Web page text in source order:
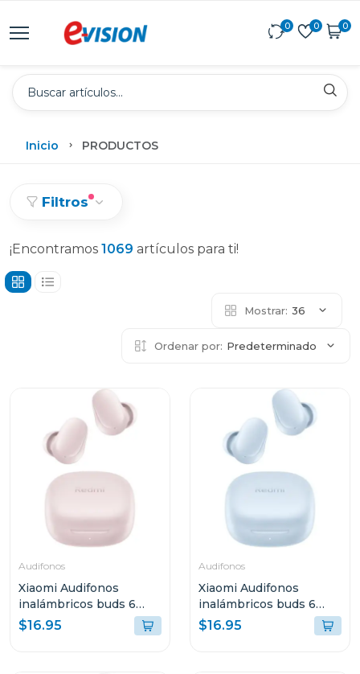
0 0 0
Inicio PRODUCTOS
Filtros
¡Encontramos 1069 artículos para ti!
Mostrar: 36
Ordenar por: Predeterminado
Audifonos
Xiaomi Audifonos
inalámbricos buds 6
play rosa 2420e1r
$16.95
Audifonos
Xiaomi Audifonos
inalámbricos buds 6
play negro azul 2420e1a
$16.95